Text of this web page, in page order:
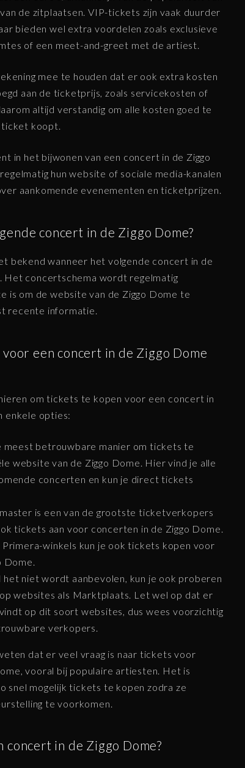
de zitplaatsen. VIP-tickets zijn vaak duurder
bieden wel extra voordelen zoals exclusieve
of een meet-and-greet met de artiest.
mee te houden dat er ook extra kosten
aan de ticketprijs, zoals servicekosten of
altijd verstandig om alle kosten goed te
ticket koopt.
in het bijwonen van een concert in de Ziggo
hun website of sociale media-kanalen
aankomende evenementen en ticketprijzen.
concert in de Ziggo Dome?
bekend wanneer het volgende concert in de
Het concertschema wordt regelmatig
is om de website van de Ziggo Dome te
recente informatie.
een concert in de Ziggo Dome
om tickets te kopen voor een concert in
enkele opties:
betrouwbare manier om tickets te
website van de Ziggo Dome. Hier vind je alle
concerten en kun je direct tickets
is een van de grootste ticketverkopers
tickets aan voor concerten in de Ziggo Dome.
Primera-winkels kun je ook tickets kopen voor
niet wordt aanbevolen, kun je ook proberen
websites als Marktplaats. Let wel op dat er
op dit soort websites, dus wees voorzichtig
verkopers.
dat er veel vraag is naar tickets voor
vooral bij populaire artiesten. Het is
snel mogelijk tickets te kopen zodra ze
te voorkomen.
concert in de Ziggo Dome?